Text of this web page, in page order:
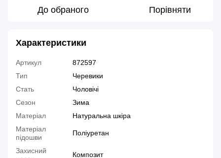
До обраного Порівняти
Характеристики
Артикул
872597
Тип
Черевики
Стать
Чоловічі
Сезон
Зима
Матеріал
Натуральна шкіра
Матеріал
підошви
Поліуретан
Захисний
Композит